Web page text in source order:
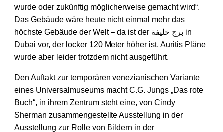
wurde oder zukünftig möglicherweise gemacht wird“.
Das Gebäude wäre heute nicht einmal mehr das
höchste Gebäude der Welt – da ist der برج خليفة in
Dubai vor, der locker 120 Meter höher ist, Auritis Pläne
wurde aber leider trotzdem nicht ausgeführt.
Den Auftakt zur temporären venezianischen Variante
eines Universalmuseums macht C.G. Jungs „Das rote
Buch“, in ihrem Zentrum steht eine, von Cindy
Sherman zusammengestellte Ausstellung in der
Ausstellung zur Rolle von Bildern in der